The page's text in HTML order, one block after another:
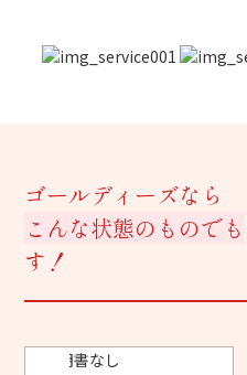
ゴールディーズなら
こんな状態のものでも
す！